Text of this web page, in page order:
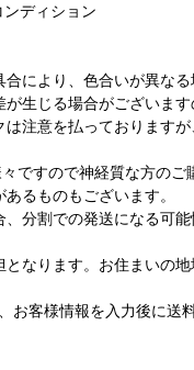
ディション
により、色合いが異なる
生じる場合がございます
注意を払っております
ですので神経質な方のご
るものもございます。
分割での発送になる可
なります。お住まいの
客様情報を入力後に送